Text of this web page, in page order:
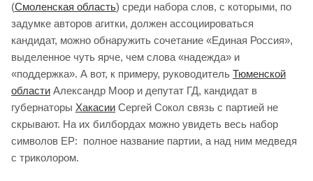
(Смоленская область) среди набора слов, с которыми, по
задумке авторов агитки, должен ассоциироваться
кандидат, можно обнаружить сочетание «Единая Россия»,
выделенное чуть ярче, чем слова «надежда» и
«поддержка». А вот, к примеру, руководитель Тюменской
области Александр Моор и депутат ГД, кандидат в
губернаторы Хакасии Сергей Сокол связь с партией не
скрывают. На их билбордах можно увидеть весь набор
символов ЕР: полное название партии, а над ним медведя
с триколором.